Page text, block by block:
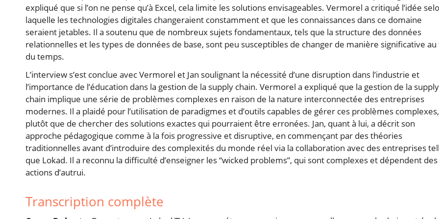
expliqué que si l’on ne pense qu’à Excel, cela limite les solutions envisageables. Vermorel a critiqué l’idée
laquelle les technologies digitales changeraient constamment et que les connaissances dans ce domaine
seraient jetables. Il a soutenu que de nombreux sujets fondamentaux, tels que la structure des données
relationnelles et les types de données de base, sont peu susceptibles de changer de manière significative au
du temps.
L’interview s’est conclue avec Vermorel et Jan soulignant la nécessité d’une disruption dans l’industrie et
l’importance de l’éducation dans la gestion de la supply chain. Vermorel a expliqué que la gestion de la supply
chain implique une série de problèmes complexes en raison de la nature interconnectée des entreprises
modernes. Il a plaidé pour l’utilisation de paradigmes et d’outils capables de gérer ces problèmes complexes,
plutôt que de chercher des solutions exactes qui pourraient être erronées. Jan, quant à lui, a décrit son
approche pédagogique comme à la fois progressive et disruptive, en commençant par des théories
traditionnelles avant d’introduire des complexités du monde réel via la collaboration avec des entreprises
que Lokad. Il a reconnu la difficulté d’enseigner les “wicked problems”, qui sont complexes et dépendent des
actions d’autrui.
Transcription complète